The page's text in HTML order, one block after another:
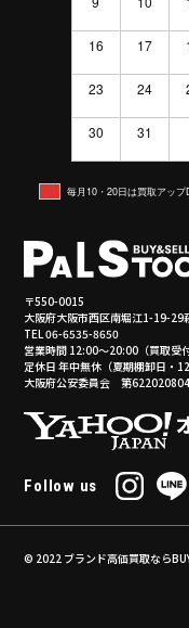
16 17
23 24
30 31
毎月10・20日は買取アップ
〒550-0015
大阪府大阪市西区南堀江1-19-29
TEL 06-6535-8650
営業時間 12:00～20:00（買取受
定休日 年中無休（夏期棚卸日・
大阪府公安委員会 第
Follow us
© 2022 ブランド高価買取なら